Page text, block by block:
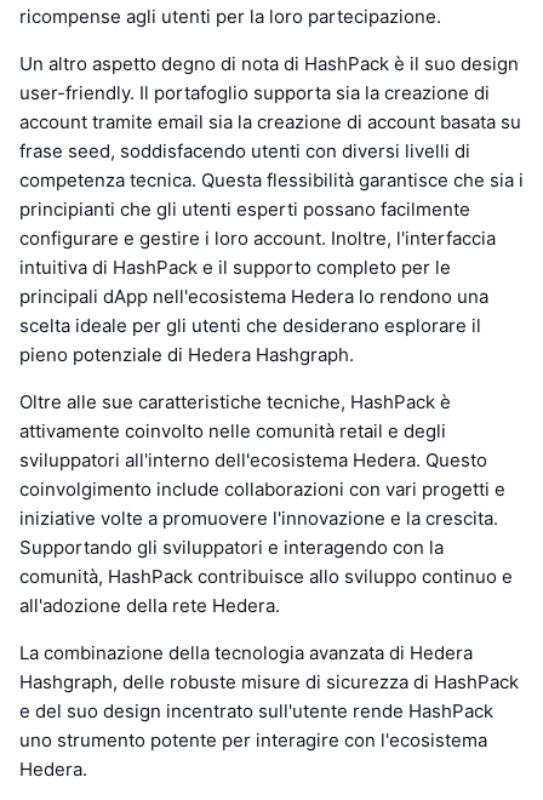
ricompense agli utenti per la loro partecipazione.
Un altro aspetto degno di nota di HashPack è il suo design
user-friendly. Il portafoglio supporta sia la creazione di
account tramite email sia la creazione di account basata su
frase seed, soddisfacendo utenti con diversi livelli di
competenza tecnica. Questa flessibilità garantisce che sia i
principianti che gli utenti esperti possano facilmente
configurare e gestire i loro account. Inoltre, l'interfaccia
intuitiva di HashPack e il supporto completo per le
principali dApp nell'ecosistema Hedera lo rendono una
scelta ideale per gli utenti che desiderano esplorare il
pieno potenziale di Hedera Hashgraph.
Oltre alle sue caratteristiche tecniche, HashPack è
attivamente coinvolto nelle comunità retail e degli
sviluppatori all'interno dell'ecosistema Hedera. Questo
coinvolgimento include collaborazioni con vari progetti e
iniziative volte a promuovere l'innovazione e la crescita.
Supportando gli sviluppatori e interagendo con la
comunità, HashPack contribuisce allo sviluppo continuo e
all'adozione della rete Hedera.
La combinazione della tecnologia avanzata di Hedera
Hashgraph, delle robuste misure di sicurezza di HashPack
e del suo design incentrato sull'utente rende HashPack
uno strumento potente per interagire con l'ecosistema
Hedera.